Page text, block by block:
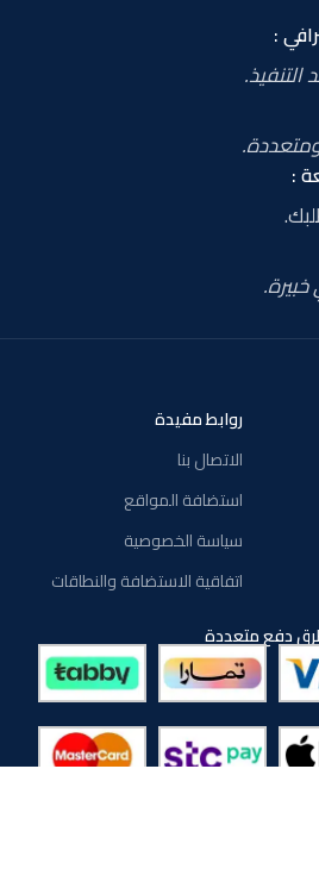
:
:
روابط مفيدة
الاتصال بنا
استضافة المواقع
سياسة الخصوصية
اتفاقية الاستضافة والنطاقات
دفع متعددة